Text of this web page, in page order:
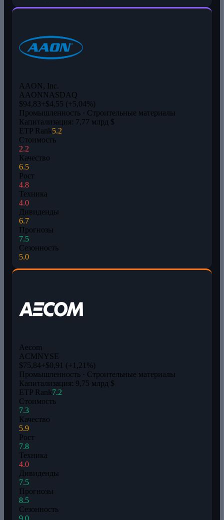
AAON, Inc.
AAONNASDAQ
$94,83+$4,55 (+5,04%)
Промышленность · Строительные материалы
Капитализация: 7,77 млрд $
ETP Rank5.2
Стоимость
2.2
Качество
6.5
Рост
4.8
Техника
4.0
Дивиденды
6.7
Прогнозы
7.5
Сезонность
5.0
Aecom
ACMNYSE
$75,84+$0,91 (+1,21%)
Промышленность · Строительные материалы
Капитализация: 9,75 млрд $
ETP Rank7.2
Стоимость
7.3
Качество
5.9
Рост
7.8
Техника
4.0
Дивиденды
7.5
Прогнозы
8.5
Сезонность
9.0